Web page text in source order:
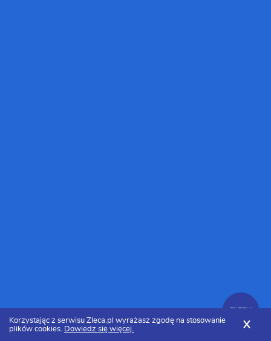
FILTRY
Korzystając z serwisu Zleca.pl wyrażasz zgodę na stosowanie
plików cookies. Dowiedz się więcej. X